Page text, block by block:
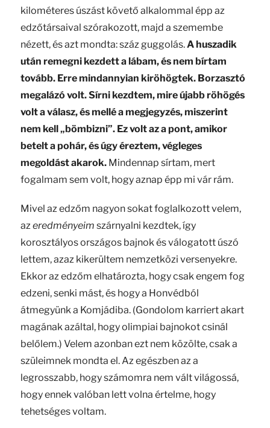
kilométeres úszást követő alkalommal épp az
edzőtársaival szórakozott, majd a szemembe
nézett, és azt mondta: száz guggolás.A huszadik
után remegni kezdett a lábam, és nem bírtam
tovább. Erre mindannyian kiröhögtek. Borzasztó
megalázó volt. Sírni kezdtem, mire újabb röhögés
volt a válasz, és mellé a megjegyzés, miszerint
nem kell „bömbizni”. Ez volt az a pont, amikor
betelt a pohár, és úgy éreztem, végleges
megoldást akarok. Mindennap sírtam, mert
fogalmam sem volt, hogy aznap épp mi vár rám.
Mivel az edzőm nagyon sokat foglalkozott velem,
azeredményeim szárnyalni kezdtek, így
korosztályos országos bajnok és válogatott úszó
lettem, azaz kikerültem nemzetközi versenyekre.
Ekkor az edzőm elhatározta, hogy csak engem fog
edzeni, senki mást, és hogy a Honvédból
átmegyünk a Komjádiba. (Gondolom karriert akart
magának azáltal, hogy olimpiai bajnokot csinál
belőlem.) Velem azonban ezt nem közölte, csak a
szüleimnek mondta el. Az egészben az a
legrosszabb, hogy számomra nem vált világossá,
hogy ennek valóban lett volna értelme, hogy
tehetséges voltam.